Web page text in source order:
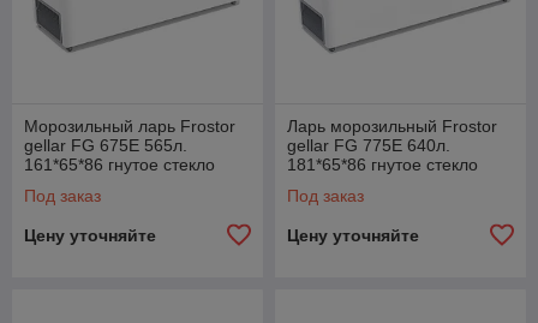
Морозильный ларь Frostor
gellar FG 675E 565л.
161*65*86 гнутое стекло
Под заказ
Цену уточняйте
Ларь морозильный Frostor
gellar FG 775E 640л.
181*65*86 гнутое стекло
Под заказ
Цену уточняйте